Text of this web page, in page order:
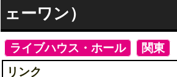
ェーワン）
ライブハウス・ホール] 関東
リンク